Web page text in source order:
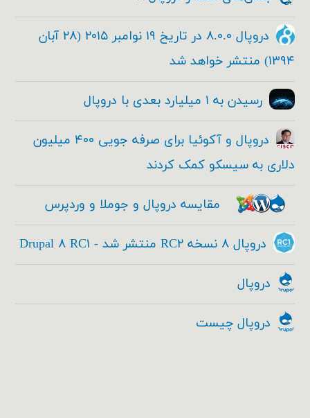
دروپال ۸.۰.۰ در تاریخ ۱۹ نوامبر ۲۰۱۵ (۲۸ آبان
۱۳۹۴) منتشر خواهد شد
رسیدن به ۱ میلیارد بعدی با دروپال
دروپال و آکوئیا برای صرفه جویی ۴۰۰ میلیون
دلاری به سیسکو کمک کردند
مقایسه دروپال و جوملا و وردپرس
دروپال ۸ نسخه RC۲ منتشر شد - Drupal ۸ RC۱
دروپال
دروپال چیست